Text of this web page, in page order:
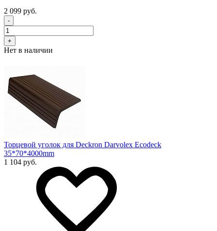
2 099 руб.
-
+
Нет в наличии
Торцевой уголок для Deckron Darvolex Ecodeck
35*70*4000mm
1 104 руб.